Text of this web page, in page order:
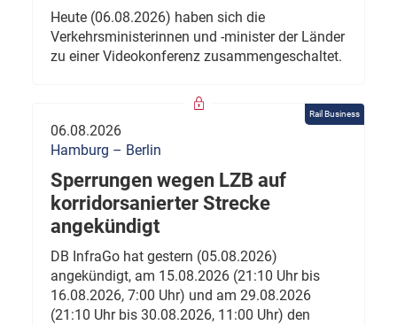
Heute (06.08.2026) haben sich die
Verkehrsministerinnen und -minister der Länder
zu einer Videokonferenz zusammengeschaltet.
Rail Business
06.08.2026
Hamburg – Berlin
Sperrungen wegen LZB auf
korridorsanierter Strecke
angekündigt
DB InfraGo hat gestern (05.08.2026)
angekündigt, am 15.08.2026 (21:10 Uhr bis
16.08.2026, 7:00 Uhr) und am 29.08.2026
(21:10 Uhr bis 30.08.2026, 11:00 Uhr) den